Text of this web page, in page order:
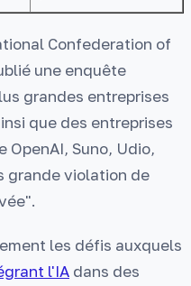
Confederation of
une enquête
grandes entreprises
que des entreprises
OpenAI, Suno, Udio,
grande violation de
les défis auxquels
l'IA dans des